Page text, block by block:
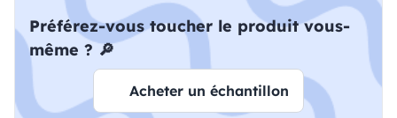
Préférez-vous toucher le produit vous-
même ? 🔎
Acheter un échantillon